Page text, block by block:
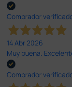
Comprador
14 Abr 2026
Muy buena.
Comprador